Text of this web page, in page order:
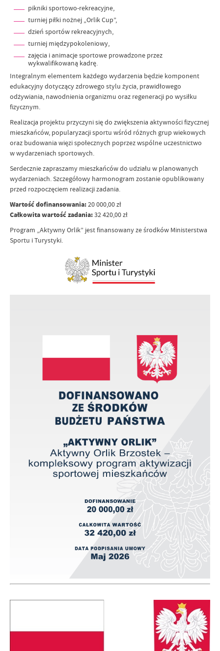
pikniki sportowo-rekreacyjne,
turniej piłki nożnej „Orlik Cup”,
dzień sportów rekreacyjnych,
turniej międzypokoleniowy,
zajęcia i animacje sportowe prowadzone przez
wykwalifikowaną kadrę.
Integralnym elementem każdego wydarzenia będzie komponent
edukacyjny dotyczący zdrowego stylu życia, prawidłowego
odżywiania, nawodnienia organizmu oraz regeneracji po wysiłku
fizycznym.
Realizacja projektu przyczyni się do zwiększenia aktywności fizycznej
mieszkańców, popularyzacji sportu wśród różnych grup wiekowych
oraz budowania więzi społecznych poprzez wspólne uczestnictwo
w wydarzeniach sportowych.
Serdecznie zapraszamy mieszkańców do udziału w planowanych
wydarzeniach. Szczegółowy harmonogram zostanie opublikowany
przed rozpoczęciem realizacji zadania.
Wartość dofinansowania:20 000,00 zł
Całkowita wartość zadania:32 420,00 zł
Program „Aktywny Orlik” jest finansowany ze środków Ministerstwa
Sportu i Turystyki.